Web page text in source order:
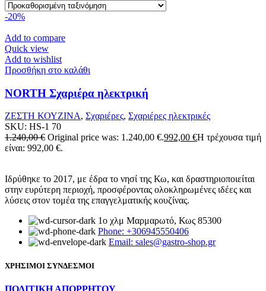
-20%
Add to compare
Quick view
Add to wishlist
Προσθήκη στο καλάθι
NORTH Σχαριέρα ηλεκτρική
ΖΕΣΤΗ ΚΟΥΖΙΝΑ, Σχαριέρες, Σχαριέρες ηλεκτρικές
SKU: HS-1 70
1.240,00€ Original price was: 1.240,00 €.992,00 €Η τρέχουσα τιμή
είναι: 992,00 €.
Ιδρύθηκε το 2017, με έδρα το νησί της Κω, και δραστηριοποιείται
στην ευρύτερη περιοχή, προσφέροντας ολοκληρωμένες ιδέες και
λύσεις στον τομέα της επαγγελματικής κουζίνας.
1ο χλμ Μαρμαρωτό, Κως 85300
Phone: +306945550406
Email: sales@gastro-shop.gr
ΧΡΗΣΙΜΟΙ ΣΥΝΔΕΣΜΟΙ
ΠΟΛΙΤΙΚΗ ΑΠΟΡΡΗΤΟΥ